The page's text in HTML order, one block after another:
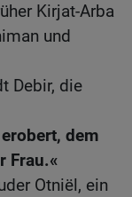
Kirjat-Arba
und
Debir, die
dem
Frau.«
Otniël, ein